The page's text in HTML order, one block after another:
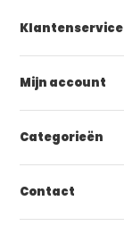
Klantenservice
Mijn account
Categorieën
Contact